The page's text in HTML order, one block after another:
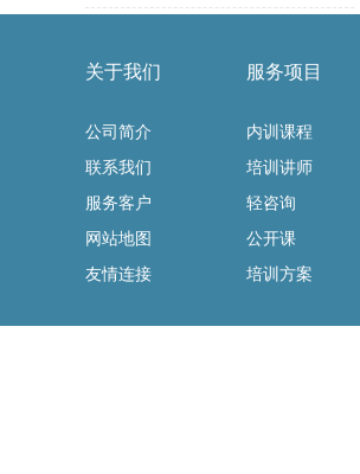
关于我们
公司简介
联系我们
服务客户
网站地图
友情连接
服务项目
内训课程
培训讲师
轻咨询
公开课
培训方案